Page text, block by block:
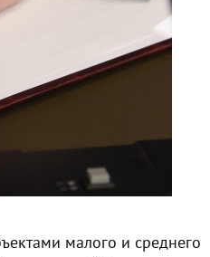
малого и среднего